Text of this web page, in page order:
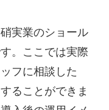
実業のショール
。ここでは実際
フに相談した
ることができま